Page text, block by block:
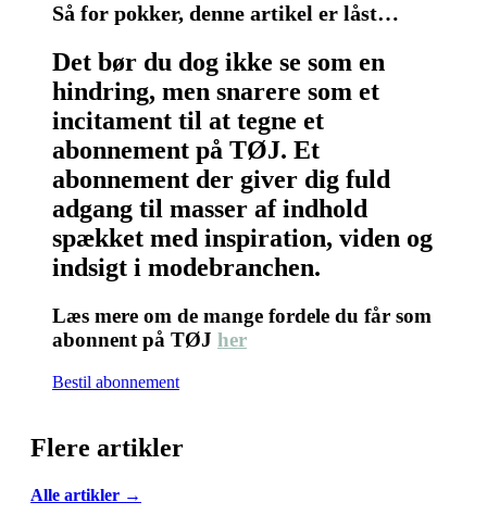
Så for pokker, denne artikel er låst…
Det bør du dog ikke se som en
hindring, men snarere som et
incitament til at tegne et
abonnement på TØJ. Et
abonnement der giver dig fuld
adgang til masser af indhold
spækket med inspiration, viden og
indsigt i modebranchen.
Læs mere om de mange fordele du får som
abonnent på TØJ her
Bestil abonnement
Flere artikler
Alle artikler →